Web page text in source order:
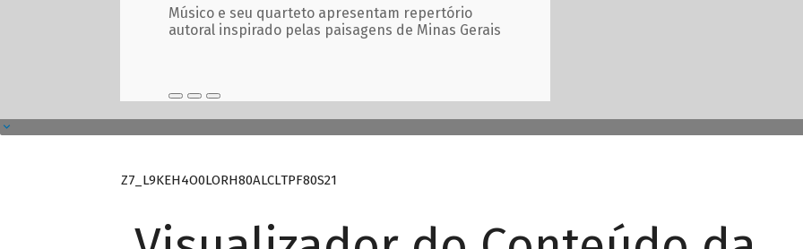
Músico e seu quarteto apresentam repertório
autoral inspirado pelas paisagens de Minas Gerais
Z7_L9KEH4O0LORH80ALCLTPF80S21